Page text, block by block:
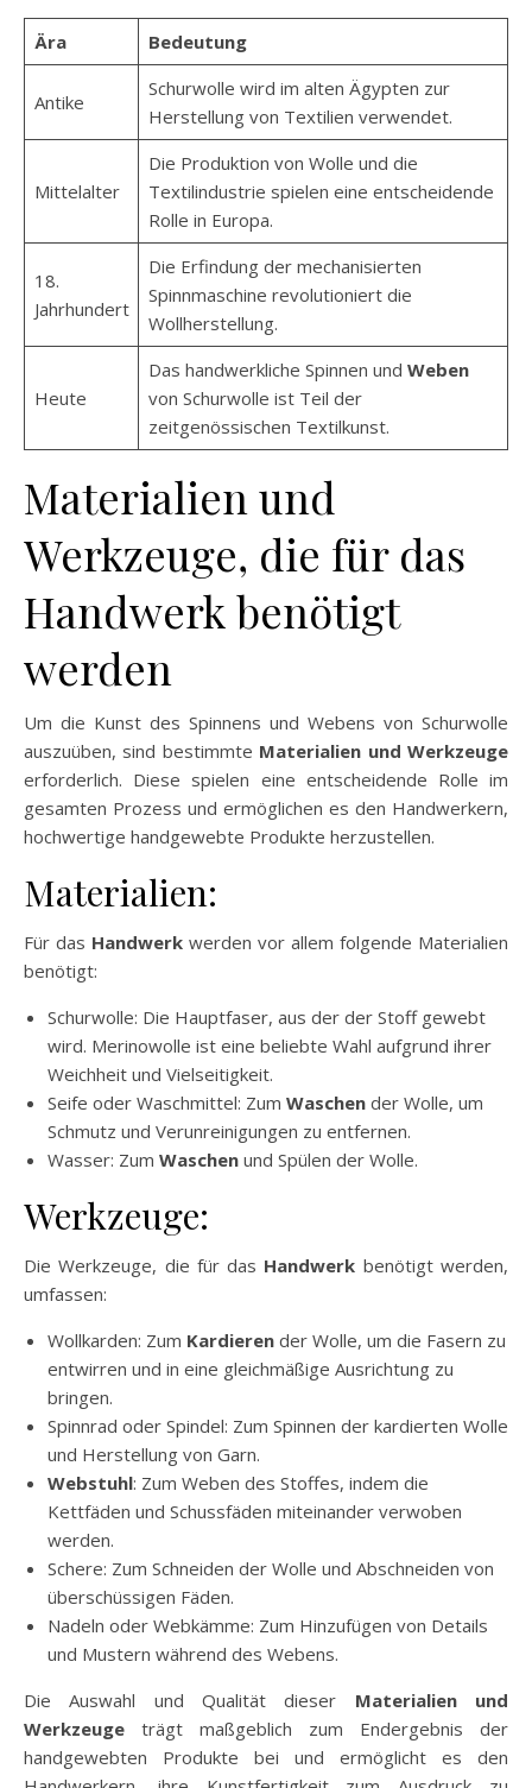
Ära Bedeutung
Antike
Schurwolle wird im alten Ägypten zur
Herstellung von Textilien verwendet.
Mittelalter
Die Produktion von Wolle und die
Textilindustrie spielen eine entscheidende
Rolle in Europa.
18.
Jahrhundert
Die Erfindung der mechanisierten
Spinnmaschine revolutioniert die
Wollherstellung.
Heute
Das handwerkliche Spinnen und Weben
von Schurwolle ist Teil der
zeitgenössischen Textilkunst.
Materialien und
Werkzeuge, die für das
Handwerk benötigt
werden
Um die Kunst des Spinnens und Webens von Schurwolle
auszuüben, sind bestimmte Materialien und Werkzeuge
erforderlich. Diese spielen eine entscheidende Rolle im
gesamten Prozess und ermöglichen es den Handwerkern,
hochwertige handgewebte Produkte herzustellen.
Materialien:
Für das Handwerk werden vor allem folgende Materialien
benötigt:
Schurwolle: Die Hauptfaser, aus der der Stoff gewebt
wird. Merinowolle ist eine beliebte Wahl aufgrund ihrer
Weichheit und Vielseitigkeit.
Seife oder Waschmittel: Zum Waschen der Wolle, um
Schmutz und Verunreinigungen zu entfernen.
Wasser: Zum Waschen und Spülen der Wolle.
Werkzeuge:
Die Werkzeuge, die für das Handwerk benötigt werden,
umfassen:
Wollkarden: Zum Kardieren der Wolle, um die Fasern zu
entwirren und in eine gleichmäßige Ausrichtung zu
bringen.
Spinnrad oder Spindel: Zum Spinnen der kardierten Wolle
und Herstellung von Garn.
Webstuhl: Zum Weben des Stoffes, indem die
Kettfäden und Schussfäden miteinander verwoben
werden.
Schere: Zum Schneiden der Wolle und Abschneiden von
überschüssigen Fäden.
Nadeln oder Webkämme: Zum Hinzufügen von Details
und Mustern während des Webens.
Die Auswahl und Qualität dieser Materialien und
Werkzeuge trägt maßgeblich zum Endergebnis der
handgewebten Produkte bei und ermöglicht es den